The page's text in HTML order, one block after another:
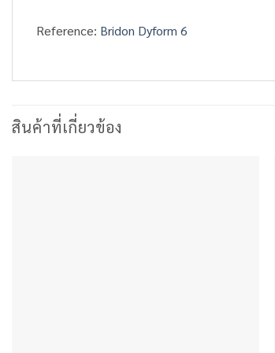
Reference: Bridon Dyform 6
สินค้าที่เกี่ยวข้อง